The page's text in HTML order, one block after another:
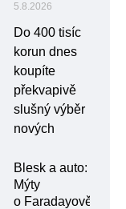
5.8.2026
Do 400 tisíc
korun dnes
koupíte
překvapivě
slušný výběr
nových
Blesk a auto:
Mýty
o Faradayově